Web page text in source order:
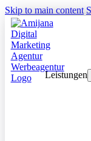
Skip to main content
Leistungen